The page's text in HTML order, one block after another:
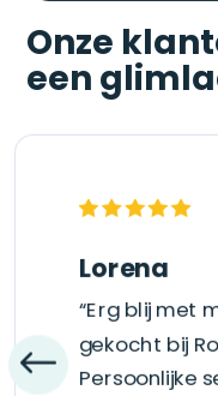
Onze
een
Lorena
“Erg blij met
gekocht bij
Persoonlijke